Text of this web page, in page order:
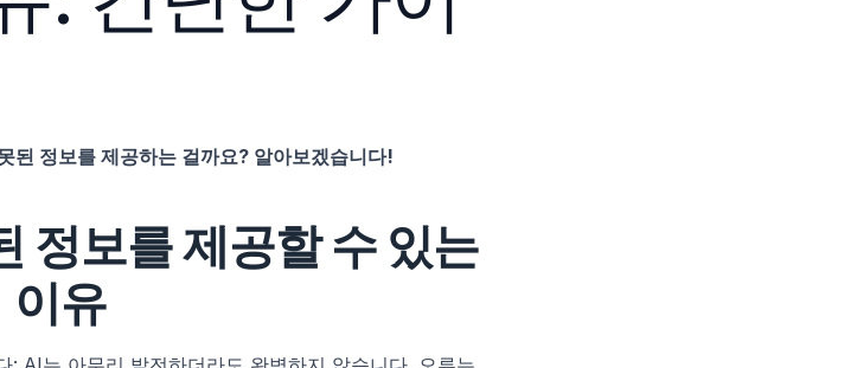
정보를 제공하는 걸까요? 알아보겠습니다!
정보를 제공할 수 있는
이유